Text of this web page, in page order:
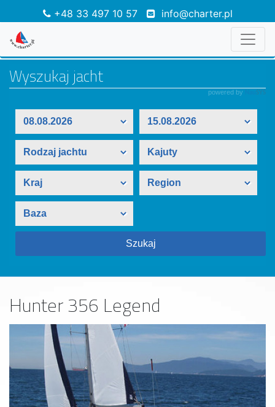
+48 33 497 10 57 info@charter.pl
Hunter 356 Legend